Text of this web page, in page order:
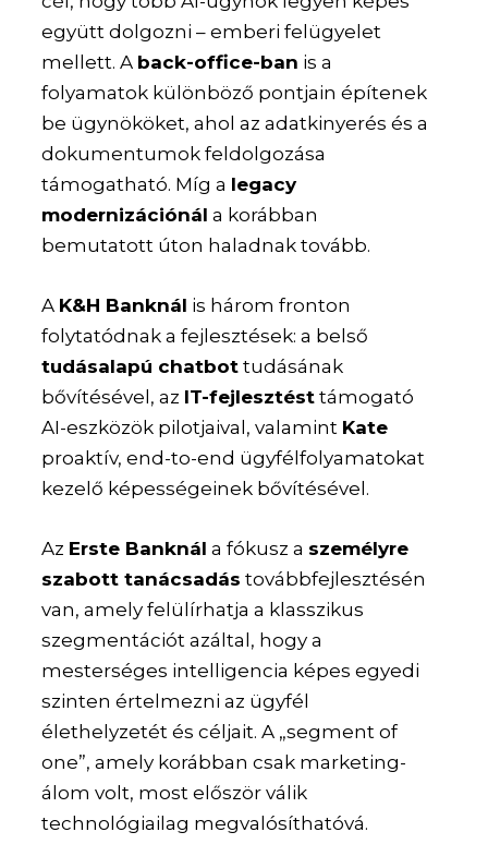
együtt dolgozni – emberi felügyelet
mellett. A back-office-ban is a
folyamatok különböző pontjain építenek
be ügynököket, ahol az adatkinyerés és a
dokumentumok feldolgozása
támogatható. Míg a legacy
modernizációnál a korábban
bemutatott úton haladnak tovább.
A K&H Banknál is három fronton
folytatódnak a fejlesztések: a belső
tudásalapú chatbot tudásának
bővítésével, az IT-fejlesztést támogató
AI-eszközök pilotjaival, valamint Kate
proaktív, end-to-end ügyfélfolyamatokat
kezelő képességeinek bővítésével.
Az Erste Banknál a fókusz a személyre
szabott tanácsadás továbbfejlesztésén
van, amely felülírhatja a klasszikus
szegmentációt azáltal, hogy a
mesterséges intelligencia képes egyedi
szinten értelmezni az ügyfél
élethelyzetét és céljait. A „segment of
one”, amely korábban csak marketing-
álom volt, most először válik
technológiailag megvalósíthatóvá.